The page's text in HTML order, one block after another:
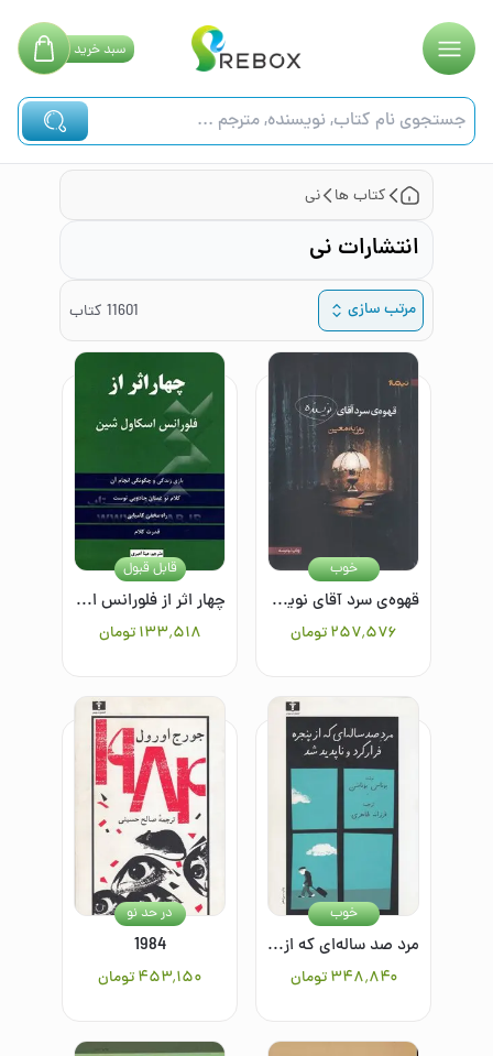
سبدخرید
کتاب ها نی
انتشارات نی
مرتب سازی 11601 کتاب
قهوه‌ی سرد آقای نویسنده
۲۵۷٬۵۷۶ تومان
خوب
چهار اثر از فلورانس اسکاول‌شین: بازی زندگی و چگونگی انجام آن، کلام تو عصای جادویی توست، در مخفی کامیابی، قدرت کلام
۱۳۳٬۵۱۸ تومان
قابل قبول
مرد صد ساله‌ای که از پنجره فرار کرد و ناپدید شد
۳۴۸٬۸۴۰ تومان
خوب
1984
۴۵۳٬۱۵۰تومان
در حد نو